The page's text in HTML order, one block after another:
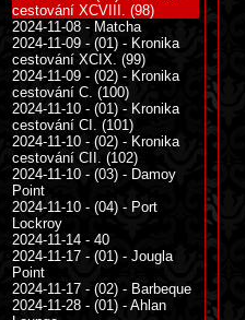
cestování XCVIII. (98)
2024-11-08 - Matcha
2024-11-09 - (01) - Kronika
cestování XCIX. (99)
2024-11-09 - (02) - Kronika
cestování C. (100)
2024-11-10 - (01) - Kronika
cestování CI. (101)
2024-11-10 - (02) - Kronika
cestování CII. (102)
2024-11-10 - (03) - Damoy
Point
2024-11-10 - (04) - Port
Lockroy
2024-11-14 - 40
2024-11-17 - (01) - Jougla
Point
2024-11-17 - (02) - Barbeque
2024-11-28 - (01) - Ahlan